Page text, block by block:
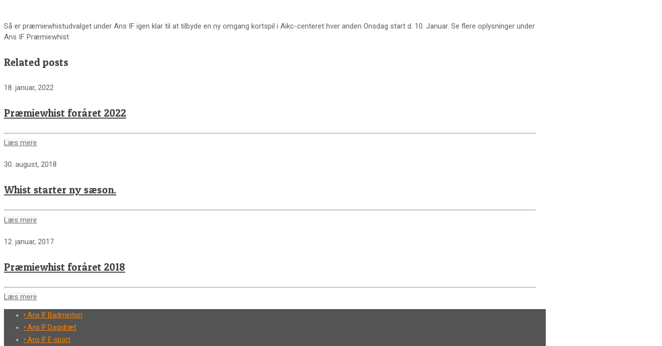
Så er præmiewhistudvalget under Ans IF igen klar til at tilbyde en ny omgang kortspil i Aikc-centeret hver anden Onsdag start d. 10. Januar. Se flere oplysninger under
Ans IF Præmiewhist
Related posts
18. januar, 2022
Præmiewhist foråret 2022
Læs mere
30. august, 2018
Whist starter ny sæson.
Læs mere
12. januar, 2017
Præmiewhist foråret 2018
Læs mere
• Ans IF Badminton
• Ans IF Dagidræt
• Ans IF E-sport